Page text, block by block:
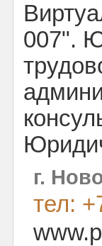
007".
г.
тел: